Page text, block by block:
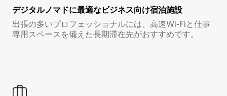
デジタルノマド⁠に最⁠適⁠なビ⁠ジ⁠ネ⁠ス⁠向⁠け宿⁠泊⁠施⁠設
出張の多いプロフェッショナルには、高速Wi-Fiと仕事
専用スペースを備えた長期滞在先がおすすめです。